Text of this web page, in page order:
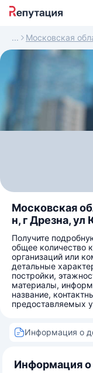
Московская
Московская
н, г Дрезна,
Получите
общее количество
организаций или
детальные
постройки,
материалы,
название,
предоставляемых
Информация о
Информация